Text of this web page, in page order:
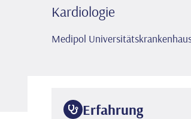
Kardiologie
Medipol
Erfahrung